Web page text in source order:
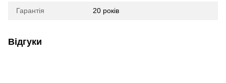
Гарантія 20 років
Відгуки